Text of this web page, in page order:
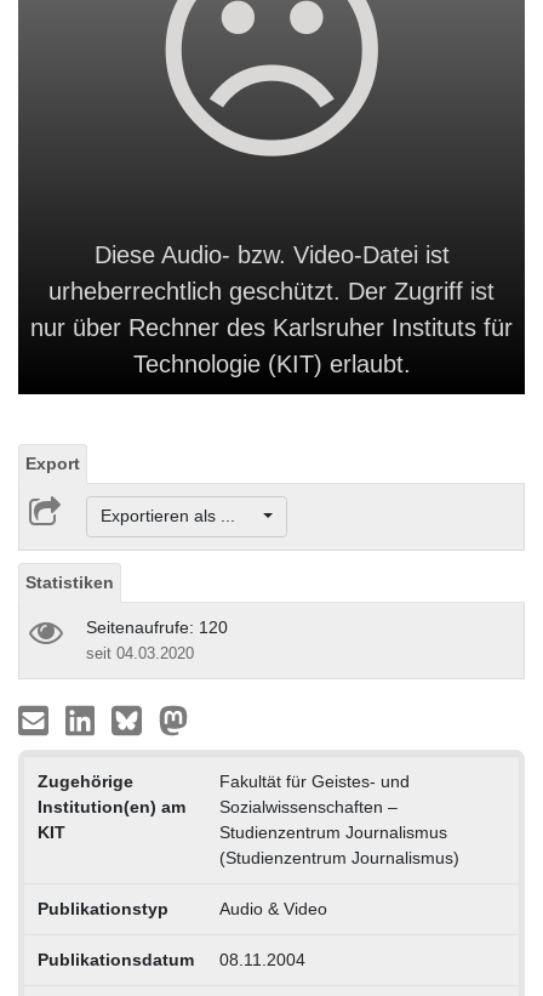
Diese Audio- bzw. Video-Datei ist
urheberrechtlich geschützt. Der Zugriff ist
nur über Rechner des Karlsruher Instituts für
Technologie (KIT) erlaubt.
Export
Exportieren als ...
Statistiken
Seitenaufrufe: 120
seit 04.03.2020
Zugehörige
Institution(en) am
KIT
Fakultät für Geistes- und
Sozialwissenschaften –
Studienzentrum Journalismus
(Studienzentrum Journalismus)
Publikationstyp Audio & Video
Publikationsdatum 08.11.2004